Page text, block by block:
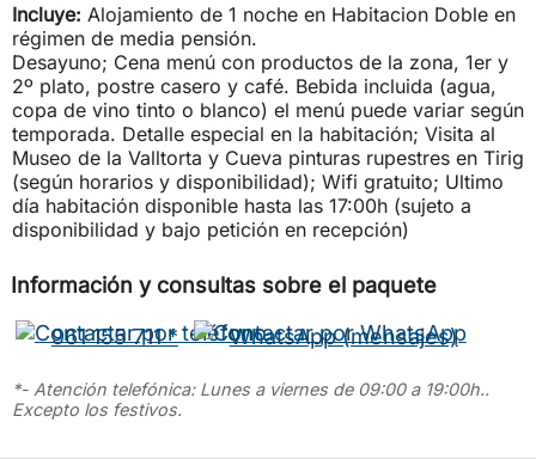
Incluye: Alojamiento de 1 noche en Habitacion Doble en
régimen de media pensión.
Desayuno; Cena menú con productos de la zona, 1er y
2º plato, postre casero y café. Bebida incluida (agua,
copa de vino tinto o blanco) el menú puede variar según
temporada. Detalle especial en la habitación; Visita al
Museo de la Valltorta y Cueva pinturas rupestres en Tirig
(según horarios y disponibilidad); Wifi gratuito; Ultimo
día habitación disponible hasta las 17:00h (sujeto a
disponibilidad y bajo petición en recepción)
Información y consultas sobre el paquete
961 155 711 * WhatsApp (mensajes)
*- Atención telefónica: Lunes a viernes de 09:00 a 19:00h..
Excepto los festivos.